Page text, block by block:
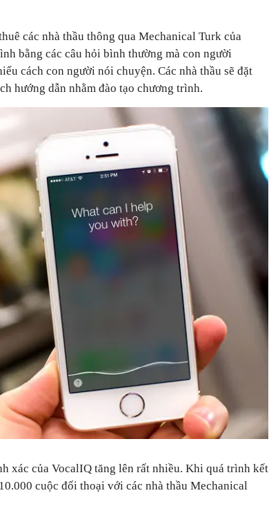
các nhà thầu thông qua Mechanical Turk của
bằng các câu hỏi bình thường mà con người
cách con người nói chuyện. Các nhà thầu sẽ đặt
hướng dẫn nhằm đào tạo chương trình.
xác của VocalIQ tăng lên rất nhiều. Khi quá trình kết
cuộc đối thoại với các nhà thầu Mechanical